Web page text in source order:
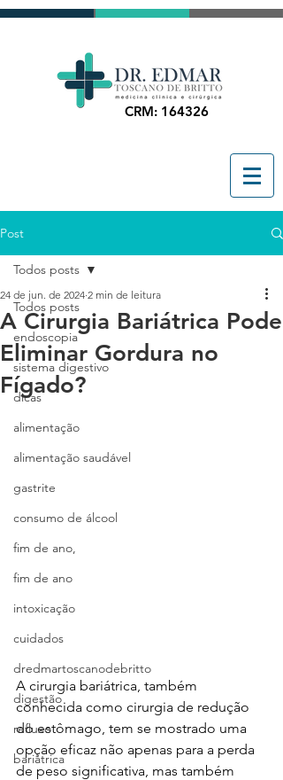
CRM: 164326
Post
Todos posts
endoscopia
sistema digestivo
dicas
alimentação
alimentação saudável
gastrite
consumo de álcool
fim de ano,
fim de ano
intoxicação
cuidados
dredmartoscanodebritto
digestão
refluxo
bariatrica
Todos posts
A Cirurgia Bariátrica Pode
Eliminar Gordura no
Fígado?
24 de jun. de 2024 2 min de leitura
A cirurgia bariátrica, também
conhecida como cirurgia de redução
do estômago, tem se mostrado uma
opção eficaz não apenas para a perda
de peso significativa, mas também